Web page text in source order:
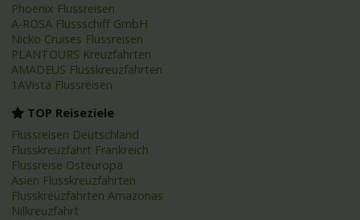
Phoenix Flussreisen
A-ROSA Flussschiff GmbH
Nicko Cruises Flussreisen
PLANTOURS Kreuzfahrten
AMADEUS Flusskreuzfahrten
1AVista Flussreisen
TOP Reiseziele
Flussreisen Deutschland
Flusskreuzfahrt Frankreich
Flussreise Osteuropa
Asien Flusskreuzfahrten
Flusskreuzfahrten Amazonas
Nilkreuzfahrt